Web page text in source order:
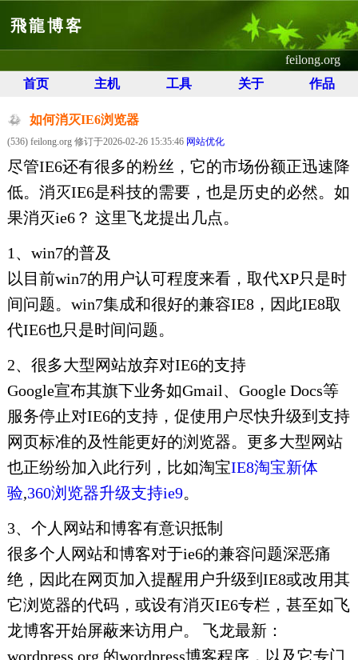
飛龍博客
feilong.org
首页
主机 工具 关于 作品
如何消灭IE6浏览器
(536) feilong.org 修订于2026-02-26 15:35:46 网站优化
尽管IE6还有很多的粉丝，它的市场份额正迅速降
低。消灭IE6是科技的需要，也是历史的必然。如
果消灭ie6？ 这里飞龙提出几点。
1、win7的普及
以目前win7的用户认可程度来看，取代XP只是时
间问题。win7集成和很好的兼容IE8，因此IE8取
代IE6也只是时间问题。
2、很多大型网站放弃对IE6的支持
Google宣布其旗下业务如Gmail、Google Docs等
服务停止对IE6的支持，促使用户尽快升级到支持
网页标准的及性能更好的浏览器。更多大型网站
也正纷纷加入此行列，比如淘宝IE8淘宝新体
验,360浏览器升级支持ie9。
3、个人网站和博客有意识抵制
很多个人网站和博客对于ie6的兼容问题深恶痛
绝，因此在网页加入提醒用户升级到IE8或改用其
它浏览器的代码，或设有消灭IE6专栏，甚至如飞
龙博客开始屏蔽来访用户。 飞龙最新：
wordpress.org 的wordpress博客程序，以及它专门